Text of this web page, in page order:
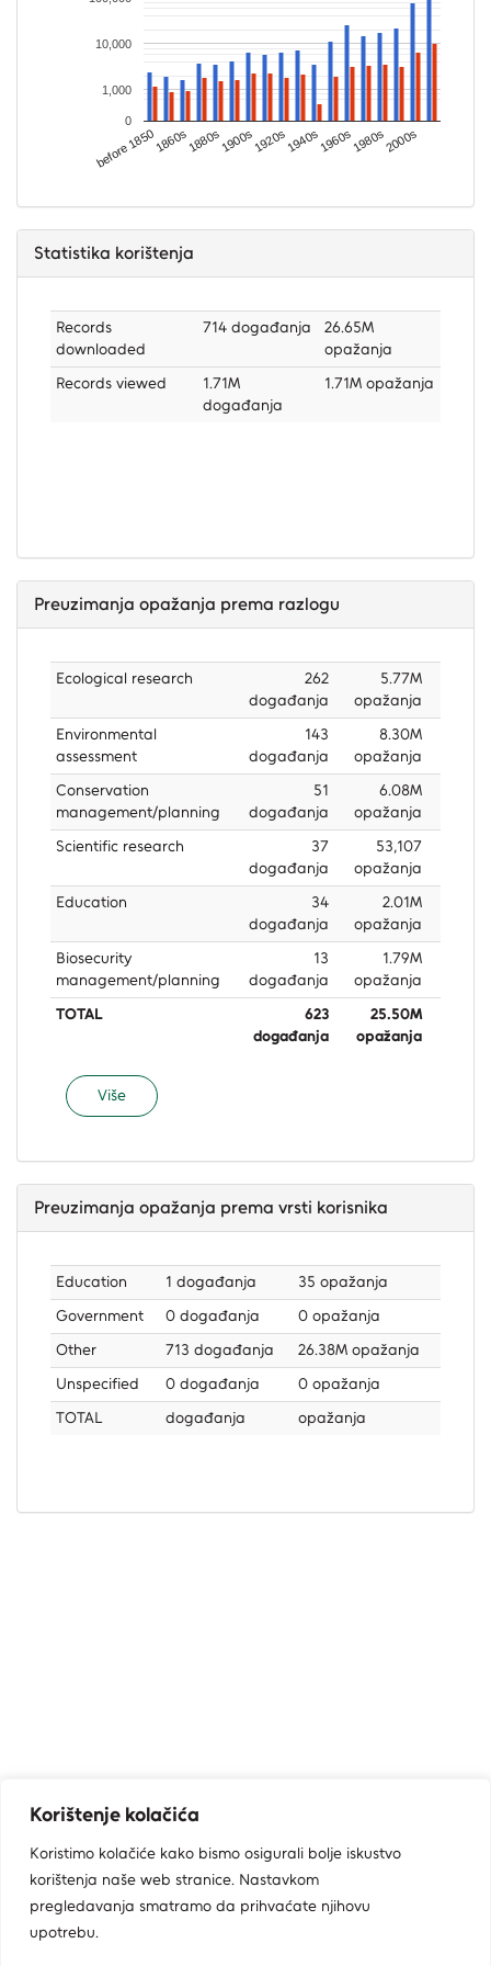
before 18501860s1880s1900s1920s1940s1960s1980s2000s
0
1,000
10,000
Statistika korištenja
Records
downloaded
714 događanja
26.65M
opažanja
Records viewed
1.71M
događanja
1.71M opažanja
Preuzimanja opažanja prema razlogu
Ecological research
262
događanja
5.77M
opažanja
Environmental
assessment
143
događanja
8.30M
opažanja
Conservation
management/planning
51
događanja
6.08M
opažanja
Scientific research
37
događanja
53,107
opažanja
Education
34
događanja
2.01M
opažanja
Biosecurity
management/planning
13
događanja
1.79M
opažanja
TOTAL
623
događanja
25.50M
opažanja
Više
Preuzimanja opažanja prema vrsti korisnika
Education 1 događanja
35 opažanja
Government
0 događanja
0 opažanja
Other
713 događanja
26.38M opažanja
Unspecified
0 događanja
0 opažanja
TOTAL
događanja opažanja
Korištenje kolačića
Koristimo kolačiće kako bismo osigurali bolje iskustvo
korištenja naše web stranice. Nastavkom
pregledavanja smatramo da prihvaćate njihovu
upotrebu.